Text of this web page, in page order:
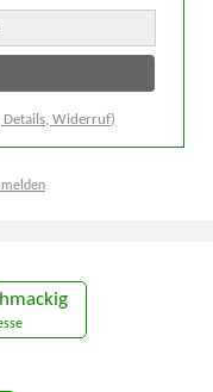
Details, Widerruf)
melden